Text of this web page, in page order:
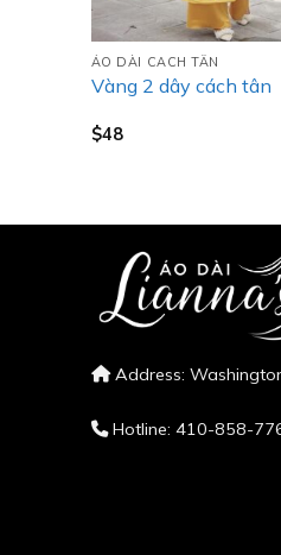
ÁO DÀI CACH TÂN
Vàng 2 dây cách tân
$48
Address:
Hotline: 410-858-